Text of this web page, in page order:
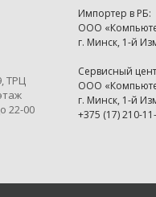
ТРЦ
22-00
Импортер в РБ:
ООО
г. Минск, 1-й
Сервисный
ООО
г. Минск, 1-й
+375 (17) 210-